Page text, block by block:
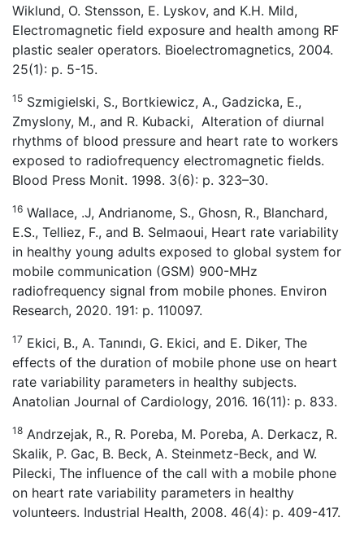
Wiklund, O. Stensson, E. Lyskov, and K.H. Mild,
Electromagnetic field exposure and health among RF
plastic sealer operators. Bioelectromagnetics, 2004.
25(1): p. 5-15.
15 Szmigielski, S., Bortkiewicz, A., Gadzicka, E.,
Zmyslony, M., and R. Kubacki, Alteration of diurnal
rhythms of blood pressure and heart rate to workers
exposed to radiofrequency electromagnetic fields.
Blood Press Monit. 1998. 3(6): p. 323–30.
16 Wallace, .J, Andrianome, S., Ghosn, R., Blanchard,
E.S., Telliez, F., and B. Selmaoui, Heart rate variability
in healthy young adults exposed to global system for
mobile communication (GSM) 900-MHz
radiofrequency signal from mobile phones. Environ
Research, 2020. 191: p. 110097.
17 Ekici, B., A. Tanındı, G. Ekici, and E. Diker, The
effects of the duration of mobile phone use on heart
rate variability parameters in healthy subjects.
Anatolian Journal of Cardiology, 2016. 16(11): p. 833.
18 Andrzejak, R., R. Poreba, M. Poreba, A. Derkacz, R.
Skalik, P. Gac, B. Beck, A. Steinmetz-Beck, and W.
Pilecki, The influence of the call with a mobile phone
on heart rate variability parameters in healthy
volunteers. Industrial Health, 2008. 46(4): p. 409-417.